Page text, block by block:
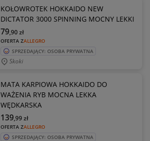
KOŁOWROTEK HOKKAIDO NEW
DICTATOR 3000 SPINNING MOCNY LEKKI
OFERTA ZALLEGRO
79,90zł
SPRZEDAJĄCY: OSOBA PRYWATNA
Skoki
MATA KARPIOWA HOKKAIDO DO
WAŻENIA RYB MOCNA LEKKA
WĘDKARSKA
OFERTA ZALLEGRO
139,99zł
SPRZEDAJĄCY: OSOBA PRYWATNA